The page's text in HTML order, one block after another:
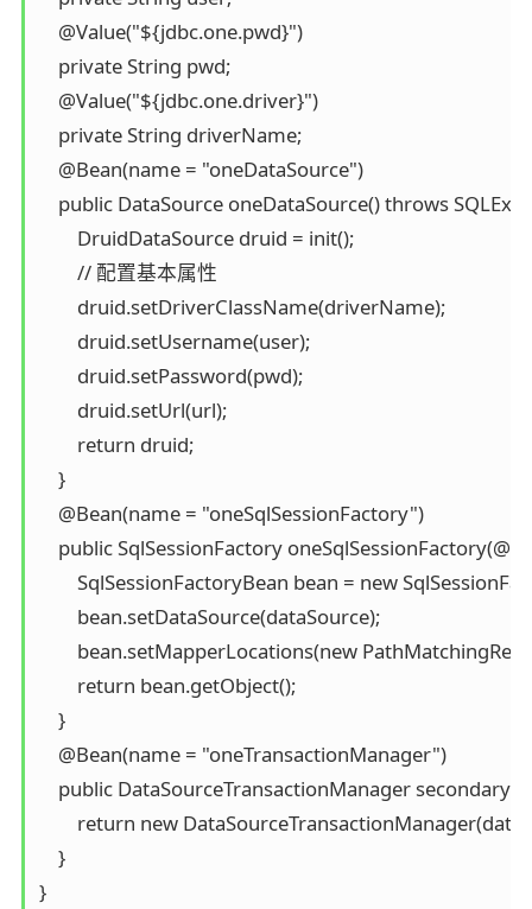
    @Value("${jdbc.one.pwd}")
    private String pwd;
    @Value("${jdbc.one.driver}")
    private String driverName;
    @Bean(name = "oneDataSource")
public DataSource oneDataSource() throws
        DruidDataSource druid = init();
        // 配置基本属性
        druid.setDriverClassName(driverName);
        druid.setUsername(user);
        druid.setPassword(pwd);
        druid.setUrl(url);
        return druid;
    }
    @Bean(name = "oneSqlSessionFactory")
public SqlSessionFactory
SqlSessionFactoryBean bean = new
        bean.setDataSource(dataSource);
bean.setMapperLocations(new
        return bean.getObject();
    }
    @Bean(name = "oneTransactionManager")
public DataSourceTransactionManager
return new
    }
}